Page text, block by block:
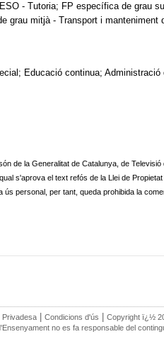
- Tutoria; FP específica de grau
grau mitjà - Transport i manteniment
Educació continua; Administració
de la Generalitat de Catalunya, de
s'aprova el text refós de la Llei de
personal, per tant, queda prohibida la
Privadesa Condicions d'ús
Copyright ï¿½
no es fa responsable del